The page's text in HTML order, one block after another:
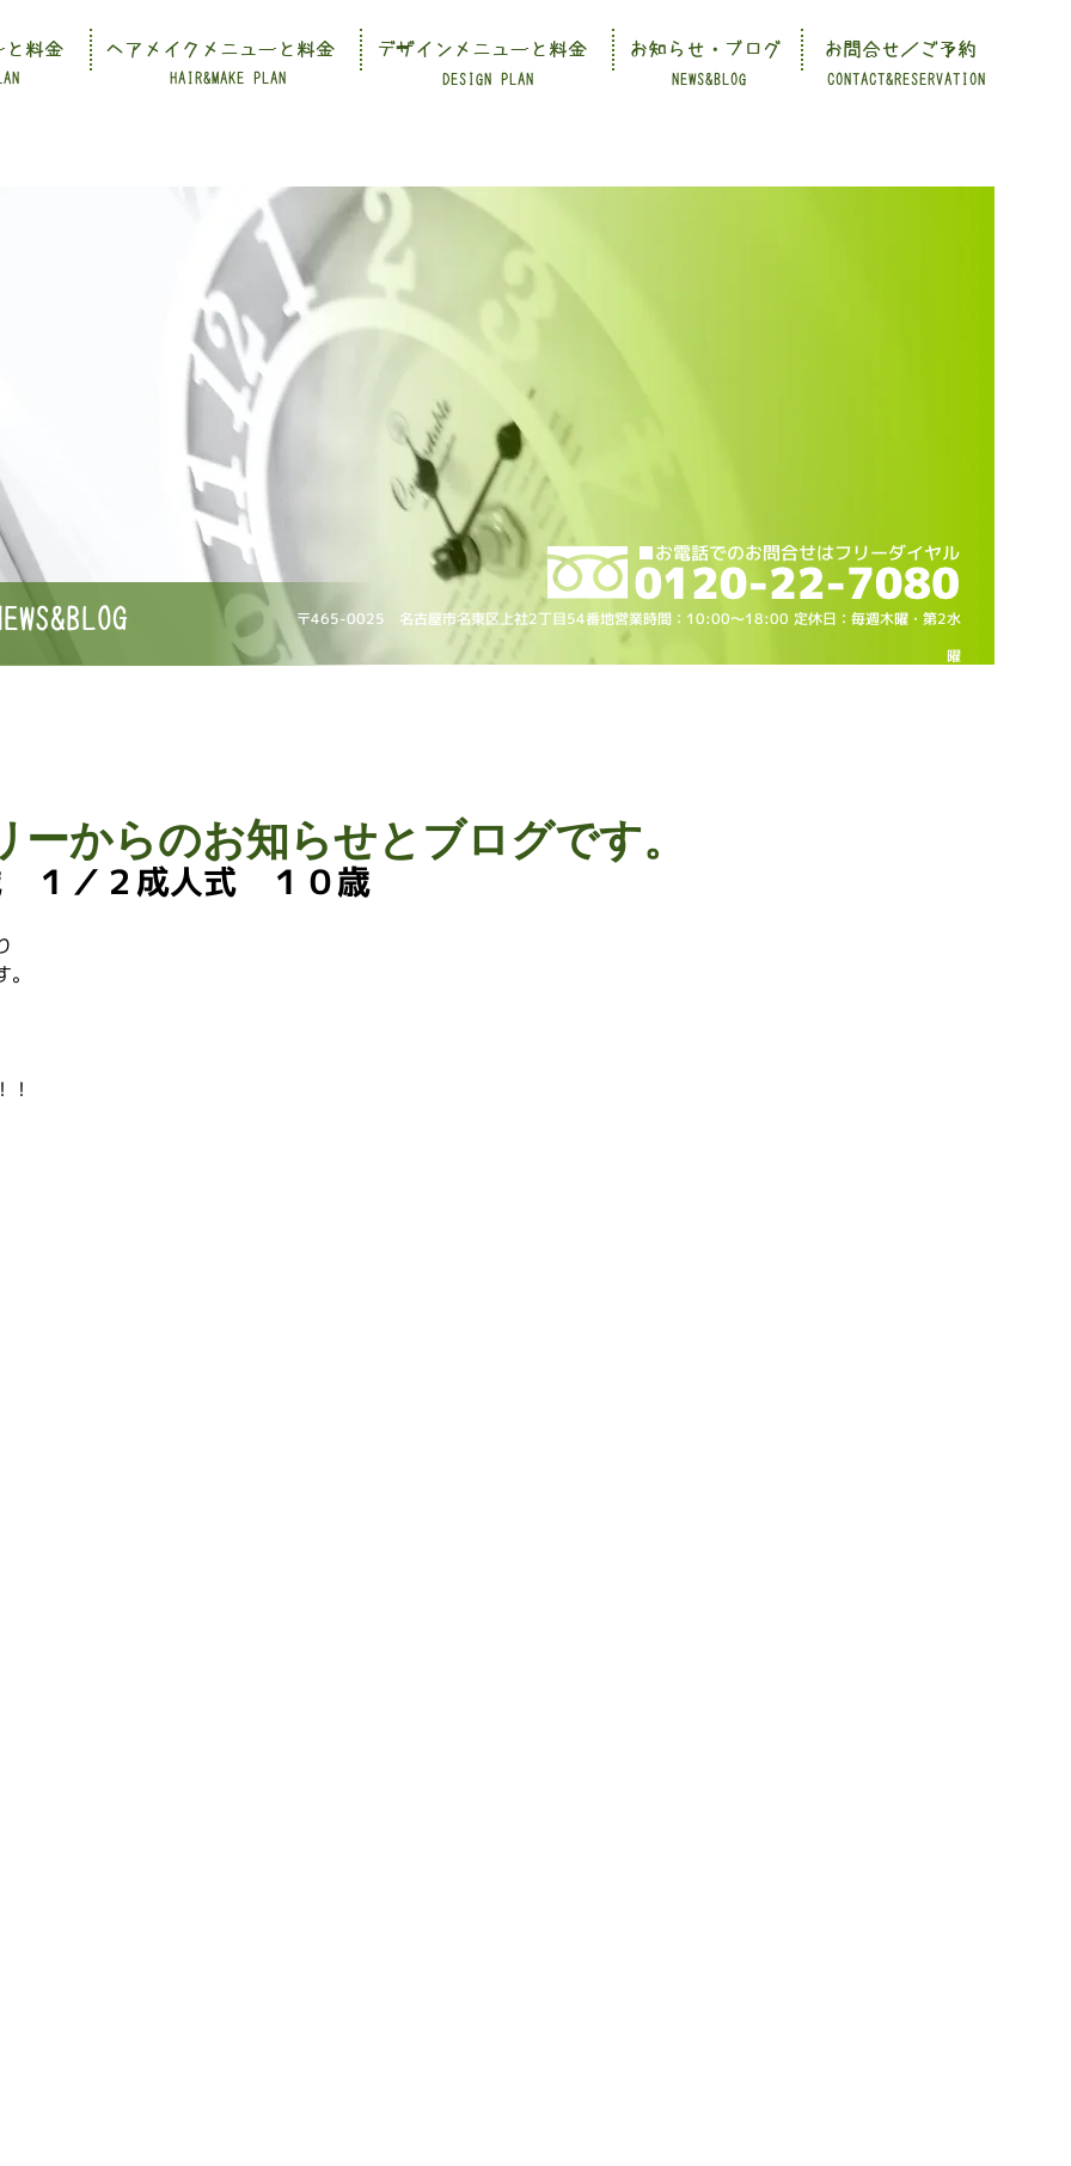
CONTACT&RESERVATION
HAIR&MAKE PLAN DESIGN PLAN NEWS&BLOG
と料金 ヘアメイクメニューと料金 デザインメニューと料金 お知らせ・ブログ お問合せ／ご予約
〒465-0025 名古屋市名東区上社2丁目54番地営業時間：10:00～18:00 定休日：毎週木曜・第2水
曜
１／２成人式 １０歳
ーからのお知らせとブログです。